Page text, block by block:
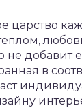
царство
добавит
в